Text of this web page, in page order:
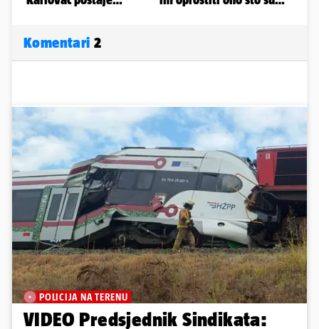
Komentari 2
POLICIJA NA TERENU
VIDEO Predsjednik Sindikata: